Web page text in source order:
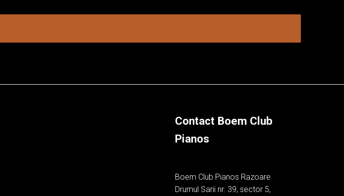
Contact Boem Club
Pianos
Boem Club Pianos Razoare
Drumul Sarii nr. 39, sector 5,